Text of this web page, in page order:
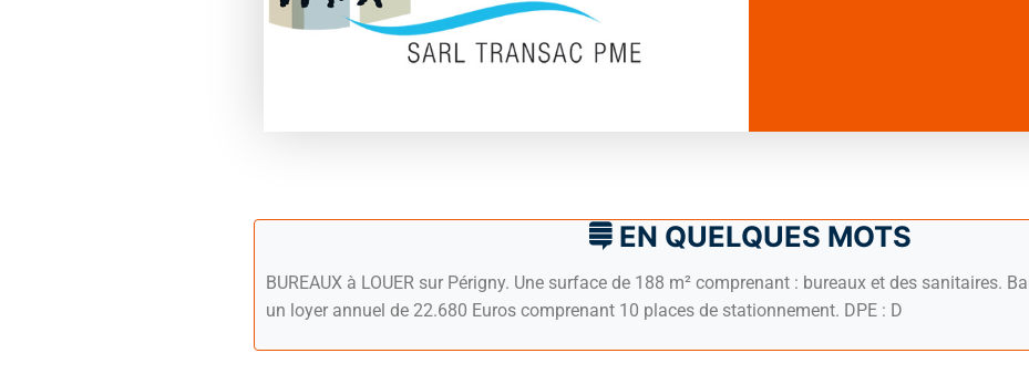
EN QUELQUES MOTS
BUREAUX à LOUER sur Périgny. Une surface de 188 m² comprenant : bureaux et des sanitaires.
un loyer annuel de 22.680 Euros comprenant 10 places de stationnement. DPE : D